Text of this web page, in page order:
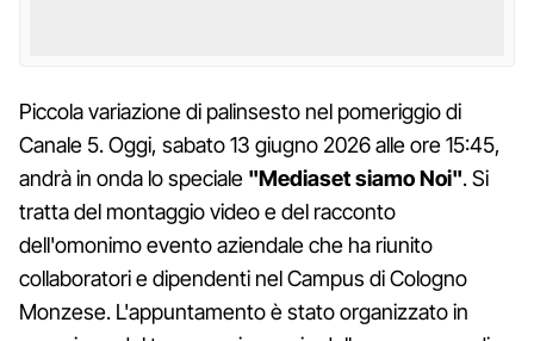
Piccola variazione di palinsesto nel pomeriggio di
Canale 5. Oggi, sabato 13 giugno 2026 alle ore 15:45,
andrà in onda lo speciale "Mediaset siamo Noi". Si
tratta del montaggio video e del racconto
dell'omonimo evento aziendale che ha riunito
collaboratori e dipendenti nel Campus di Cologno
Monzese. L'appuntamento è stato organizzato in